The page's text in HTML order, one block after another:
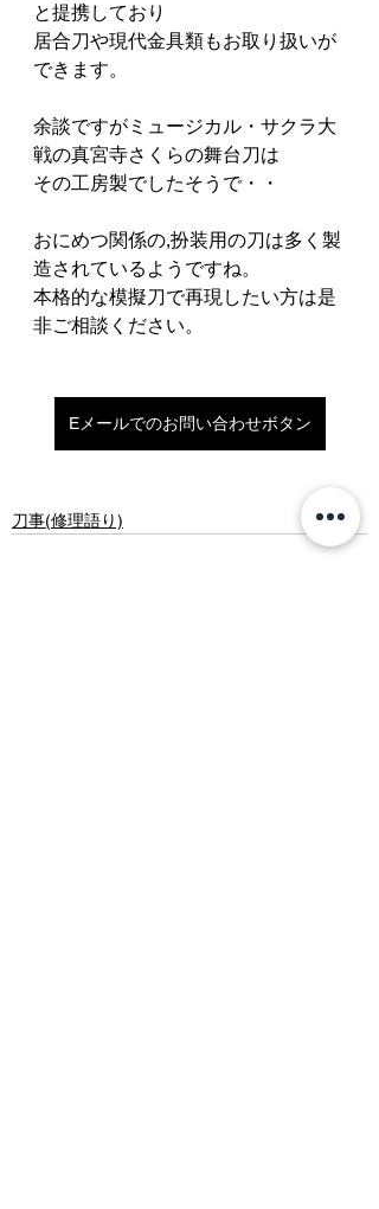
と提携しており
居合刀や現代金具類もお取り扱いが
できます。
余談ですがミュージカル・サクラ大
戦の真宮寺さくらの舞台刀は
その工房製でしたそうで・・
おにめつ関係の,扮装用の刀は多く製
造されているようですね。
本格的な模擬刀で再現したい方は是
非ご相談ください。
Eメールでのお問い合わせボタン
刀事(修理語り)